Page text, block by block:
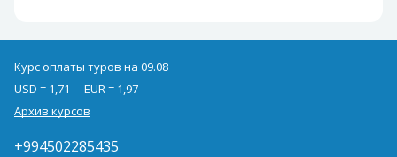
Курс оплаты туров на 09.08
USD = 1,71
EUR = 1,97
Архив курсов
+994502285435